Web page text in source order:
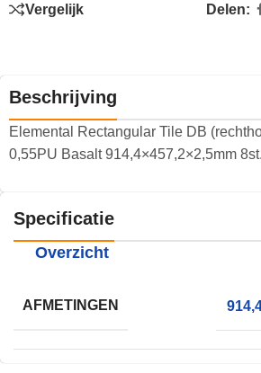
Vergelijk Delen:
Beschrijving
Elemental Rectangular Tile DB
0,55PU Basalt 914,4×457,2×2,5mm
Specificatie
Overzicht
AFMETINGEN